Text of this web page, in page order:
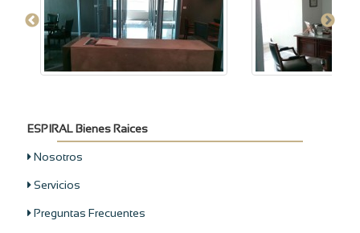
ESPIRAL Bienes Raices
Nosotros
Servicios
Preguntas Frecuentes